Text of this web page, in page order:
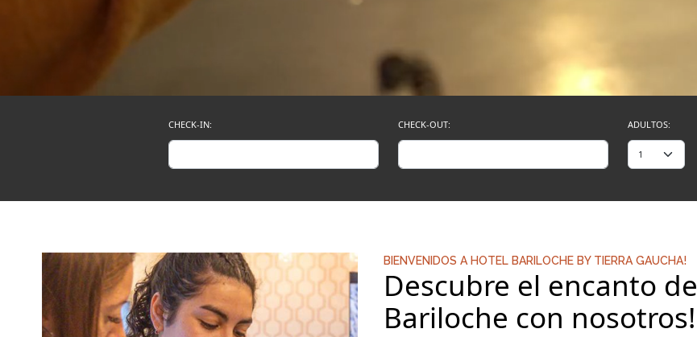
CHECK-IN: CHECK-OUT: ADULTOS:
BIENVENIDOS A HOTEL BARILOCHE BY TIERRA GAUCHA!
Descubre el encanto de
Bariloche con nosotros!